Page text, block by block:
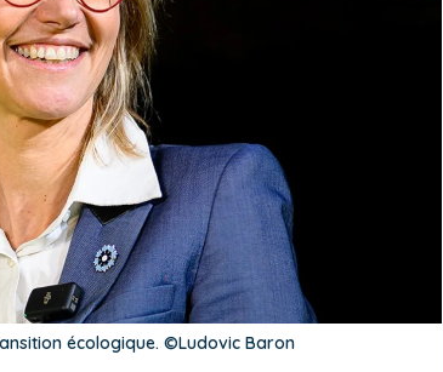
écologique. ©Ludovic Baron